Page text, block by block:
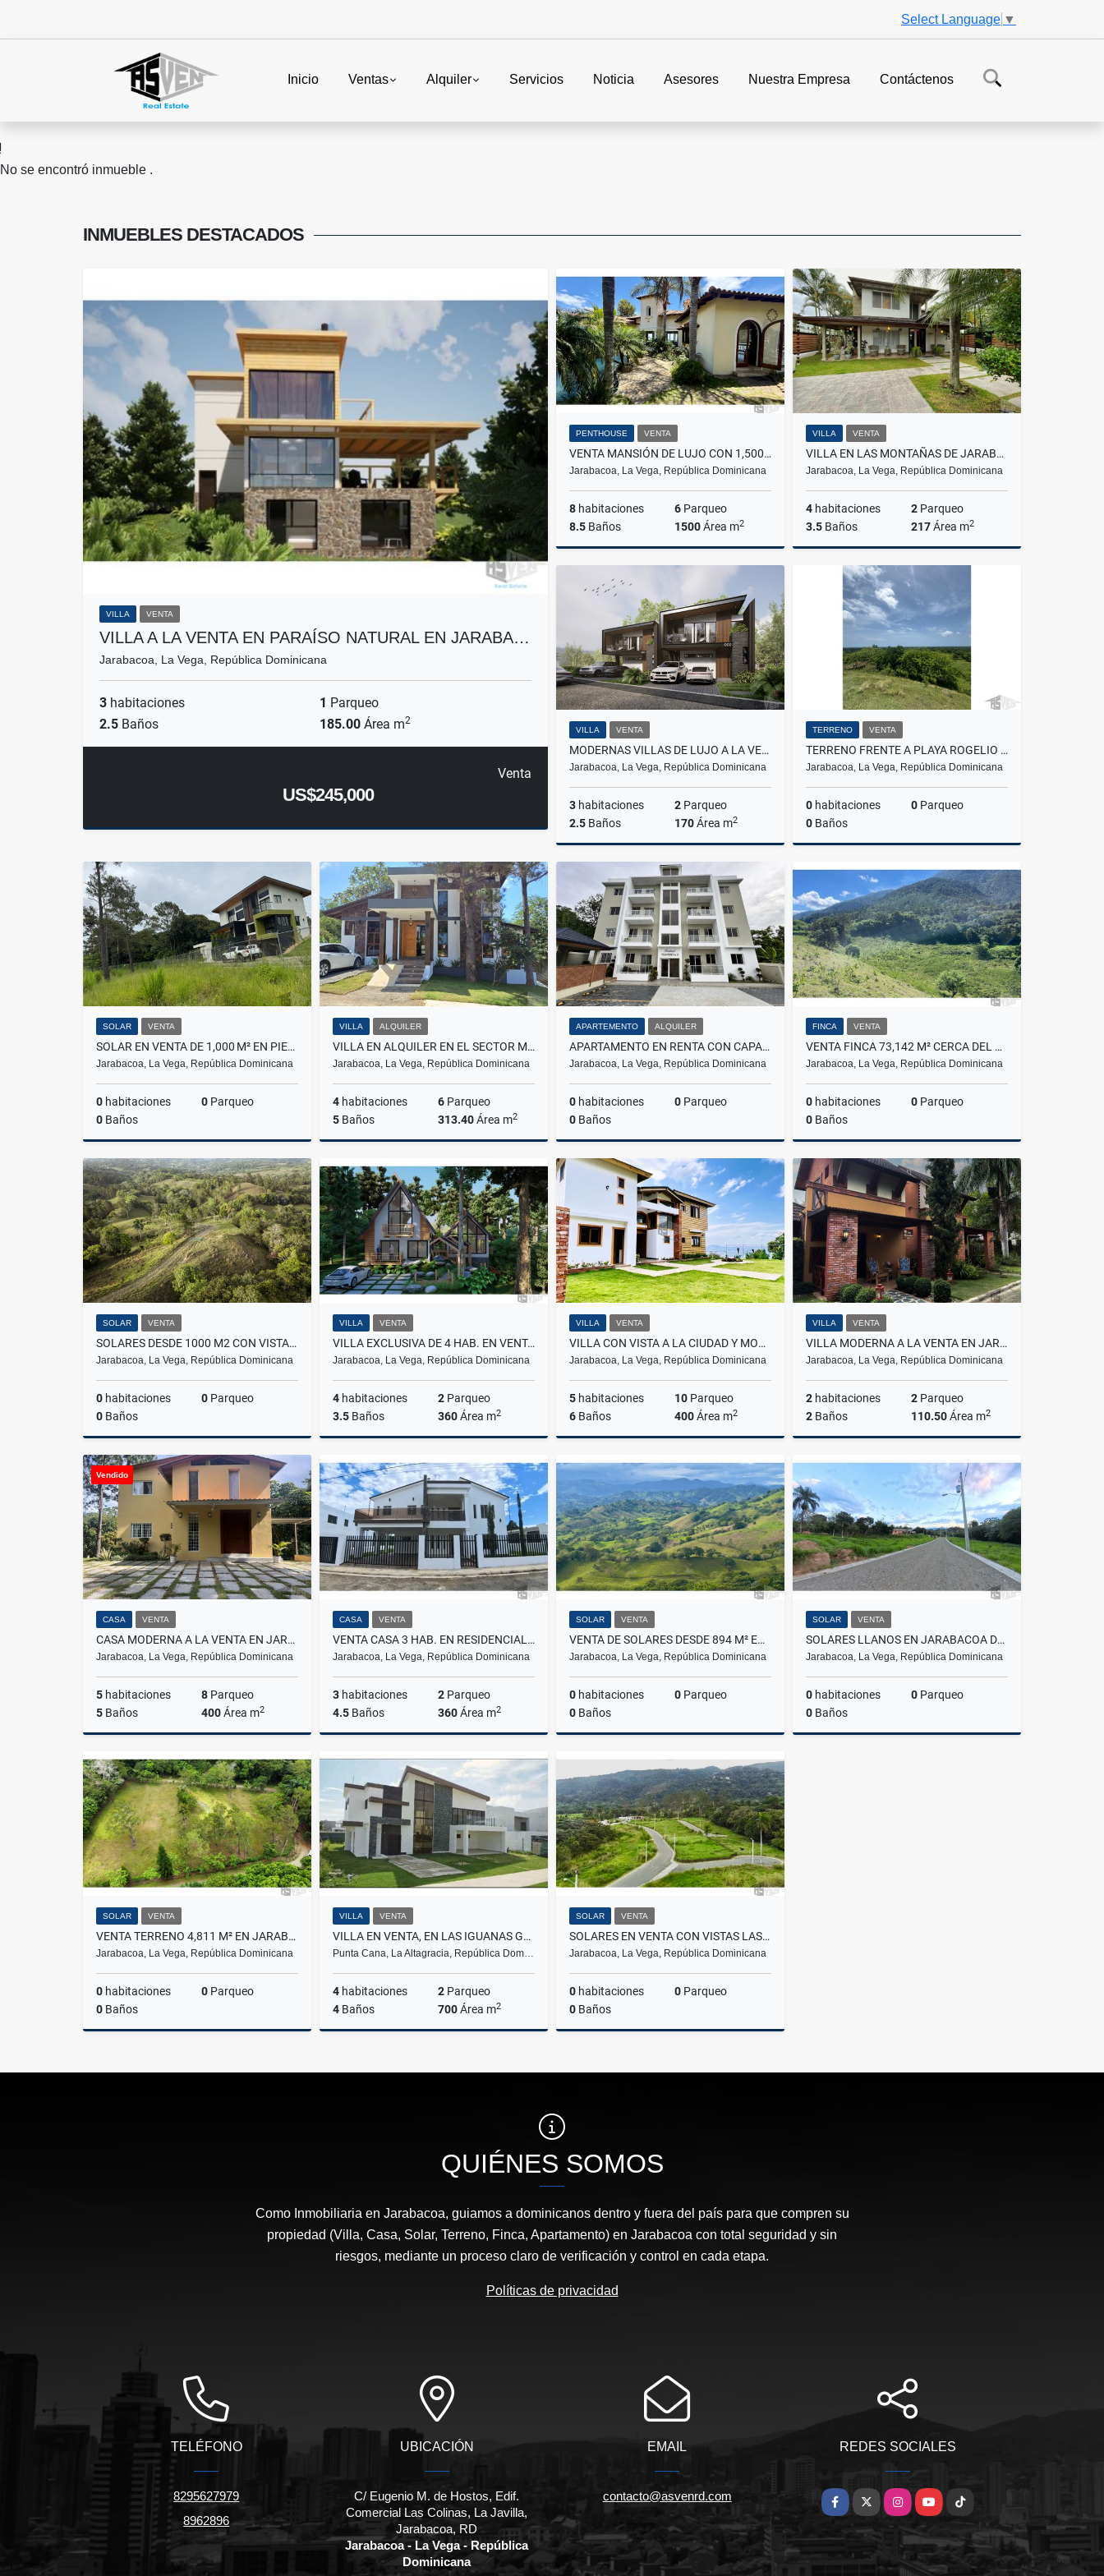
Select Language ▼
Inicio Ventas Alquiler Servicios Noticia Asesores Nuestra Empresa Contáctenos
No se encontró inmueble .
INMUEBLES DESTACADOS
VILLA VENTA
VILLA A LA VENTA EN PARAÍSO NATURAL EN JARABA…
Jarabacoa, La Vega, República Dominicana
3 habitaciones 1 Parqueo
2.5 Baños 185.00 Área m2
Venta
US$245,000
PENTHOUSE VENTA
VENTA MANSIÓN DE LUJO CON 1,500 M² DE CONST.JARABACOA US$3MILLONES
Jarabacoa, La Vega, República Dominicana
8 habitaciones 6 Parqueo
8.5 Baños 1500Área m2
VILLA VENTA
VILLA EN LAS MONTAÑAS DE JARABACOA A LA VENTA POR US$448,000
Jarabacoa, La Vega, República Dominicana
4 habitaciones 2 Parqueo
3.5 Baños 217Área m2
US$448,000
VILLA VENTA
MODERNAS VILLAS DE LUJO A LA VENTA EN JARABACOA CON VISTAS MÁGICAS
Jarabacoa, La Vega, República Dominicana
3 habitaciones 2 Parqueo
2.5 Baños 170Área m2
US$250,000
TERRENO VENTA
TERRENO FRENTE A PLAYA ROGELIO – 695,155 M² EN GASPAR HERNÁNDEZ
Jarabacoa, La Vega, República Dominicana
0 habitaciones 0 Parqueo
0 Baños
Venta
US$25
SOLAR VENTA
SOLAR EN VENTA DE 1,000 M² EN PIEDRA BLANCA, JARABACOA – US$85/M²
Jarabacoa, La Vega, República Dominicana
0 habitaciones 0 Parqueo
0 Baños
Venta
US$88
VILLA ALQUILER
VILLA EN ALQUILER EN EL SECTOR MÁS EXCLUSIVO DE JARABACOA US$500
Jarabacoa, La Vega, República Dominicana
4 habitaciones 6 Parqueo
5 Baños 313.40Área m2
Alquiler
US$500
APARTEMENTO ALQUILER
APARTAMENTO EN RENTA CON CAPACIDAD PARA 6 PEROSNAS EN JARABACOA
Jarabacoa, La Vega, República Dominicana
0 habitaciones 0 Parqueo
0 Baños
Alquiler
$100
FINCA VENTA
VENTA FINCA 73,142 M² CERCA DEL RÍO EN JARABACOA RD$1,500/M²
Jarabacoa, La Vega, República Dominicana
0 habitaciones 0 Parqueo
0 Baños
Venta
$1,500
SOLAR VENTA
SOLARES DESDE 1000 M2 CON VISTA ESPECTACULAR A LA VENTA EN JARABACOA
Jarabacoa, La Vega, República Dominicana
0 habitaciones 0 Parqueo
0 Baños
Venta
VILLA VENTA
VILLA EXCLUSIVA DE 4 HAB. EN VENTA EN JARABACOA
Jarabacoa, La Vega, República Dominicana
4 habitaciones 2 Parqueo
3.5 Baños 360Área m2
Venta
US$375,000
VILLA VENTA
VILLA CON VISTA A LA CIUDAD Y MONTAÑAS DE JARABACOA A LA VENTA
Jarabacoa, La Vega, República Dominicana
5 habitaciones 10 Parqueo
6 Baños 400Área m2
Venta
US$750,000
VILLA VENTA
VILLA MODERNA A LA VENTA EN JARABACOA POR SOLO US$220,000
Jarabacoa, La Vega, República Dominicana
2 habitaciones 2 Parqueo
2 Baños 110.50Área m2
Venta
US$215,000
Vendido
CASA VENTA
CASA MODERNA A LA VENTA EN JARABACOA POR SOLO US$450,000
Jarabacoa, La Vega, República Dominicana
5 habitaciones 8 Parqueo
5 Baños 400Área m2
Venta
US$450,000
CASA VENTA
VENTA CASA 3 HAB. EN RESIDENCIAL CERRADO JARABACOA US$385,000
Jarabacoa, La Vega, República Dominicana
3 habitaciones 2 Parqueo
4.5 Baños 360Área m2
Venta
US$385,000
SOLAR VENTA
VENTA DE SOLARES DESDE 894 M² EN JARABACOA – US$110/M²
Jarabacoa, La Vega, República Dominicana
0 habitaciones 0 Parqueo
0 Baños
Venta
US$110
SOLAR VENTA
SOLARES LLANOS EN JARABACOA DESDE 300M2 A LA VENTA DESDE RD$,1,500,000
Jarabacoa, La Vega, República Dominicana
0 habitaciones 0 Parqueo
0 Baños
SOLAR VENTA
VENTA TERRENO 4,811 M² EN JARABACOA US$95/M²
Jarabacoa, La Vega, República Dominicana
0 habitaciones 0 Parqueo
0 Baños
US$95
VILLA VENTA
VILLA EN VENTA, EN LAS IGUANAS GOLF RESIDENCE. CAP CANA.
Punta Cana, La Altagracia, República Dom…
4 habitaciones 2 Parqueo
4 Baños 700Área m2
US$1,400,000
SOLAR VENTA
SOLARES EN VENTA CON VISTAS LAS MONTAÑAS Y A LA CIUDAD DE JARABACOA
Jarabacoa, La Vega, República Dominicana
0 habitaciones 0 Parqueo
0 Baños
$8,000
QUIÉNES SOMOS
Como Inmobiliaria en Jarabacoa, guiamos a dominicanos dentro y fuera del país para que compren su
propiedad (Villa, Casa, Solar, Terreno, Finca, Apartamento) en Jarabacoa con total seguridad y sin
riesgos, mediante un proceso claro de verificación y control en cada etapa.
Políticas de privacidad
TELÉFONO
8295627979
8962896
UBICACIÓN
C/ Eugenio M. de Hostos, Edif.
Comercial Las Colinas, La Javilla,
Jarabacoa, RD
Jarabacoa - La Vega - República
Dominicana
EMAIL
contacto@asvenrd.com
REDES SOCIALES
Facebook
X InstagramYouTubeTikTok